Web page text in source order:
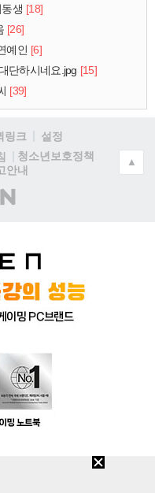
생 [18]
[26]
예인 [6]
단하시네요.jpg [15]
[39]
링크
설정
청소년보호정책
안내
▲